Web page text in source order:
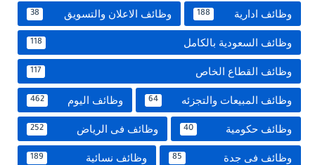
وظائف ادارية 188 وظائف الاعلان والتسويق 38
وظائف السعودية بالكامل 118
وظائف القطاع الخاص 117
وظائف المبيعات والتجزئه 64 وظائف اليوم 462
وظائف حكومية 40 وظائف فى الرياض 252
وظائف فى جدة 85 وظائف نسائية 189